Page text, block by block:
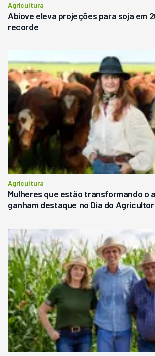
Agricultura
Abiove eleva projeções para soja em
recorde
Agricultura
Mulheres que estão transformando o
ganham destaque no Dia do Agricultor